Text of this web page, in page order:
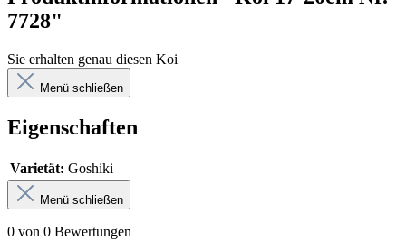
7728"
Sie erhalten genau diesen Koi
Menü schließen
Eigenschaften
Varietät: Goshiki
Menü schließen
0 von 0 Bewertungen